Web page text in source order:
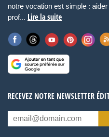
notre vocation est simple :
prof... Lire la suite
RECEVEZ NOTRE NEWSLETTER